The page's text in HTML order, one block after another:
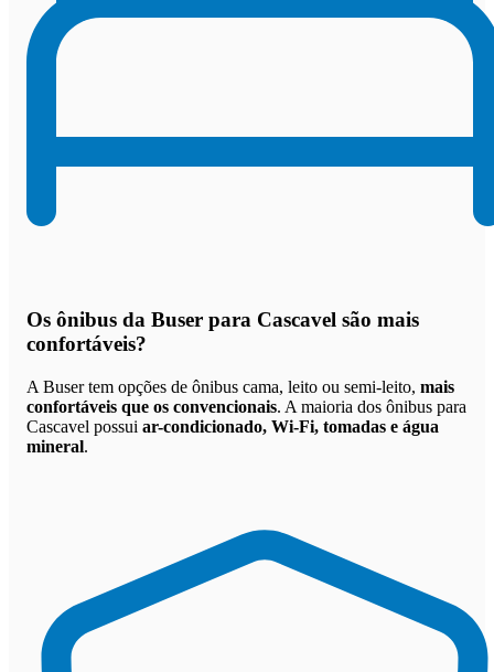
Os ônibus da Buser para Cascavel são mais
confortáveis?
A Buser tem opções de ônibus cama, leito ou semi-leito, mais
confortáveis que os convencionais. A maioria dos ônibus para
Cascavel possui ar-condicionado, Wi-Fi, tomadas e água
mineral.